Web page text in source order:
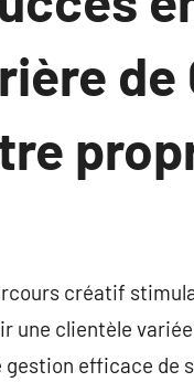
créatif
clientèle
efficace de